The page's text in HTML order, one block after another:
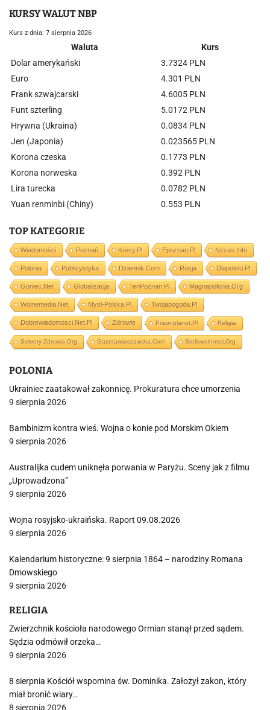
KURSY WALUT NBP
Kurs z dnia: 7 sierpnia 2026
Waluta
Kurs
Dolar amerykański
3.7324 PLN
Euro
4.301 PLN
Frank szwajcarski
4.6005 PLN
Funt szterling
5.0172 PLN
Hrywna (Ukraina)
0.0834 PLN
Jen (Japonia)
0.023565 PLN
Korona czeska
0.1773 PLN
Korona norweska
0.392 PLN
Lira turecka
0.0782 PLN
Yuan renminbi (Chiny)
0.553 PLN
TOP KATEGORIE
Wiadomości Poznań Kresy.pl Epoznan.pl Nczas.info
Polonia Publicystyka Dziennik.com Rosja Dlapolski.pl
Goniec.net Globalizacja TenPoznan.pl Magnapolonia.org
Wolnemedia.net Mysl-Polska.pl Twojapogoda.pl
Dobrewiadomosci.net.pl Zdrowie Prisonplanet.pl Religia
Sekrety-Zdrowia.org Gazetawarszawska.com Stolikwolnosci.org
POLONIA
Ukrainiec zaatakował zakonnicę. Prokuratura chce umorzenia
9 sierpnia 2026
Bambinizm kontra wieś. Wojna o konie pod Morskim Okiem
9 sierpnia 2026
Australijka cudem uniknęła porwania w Paryżu. Sceny jak z filmu
„Uprowadzona”
9 sierpnia 2026
Wojna rosyjsko-ukraińska. Raport 09.08.2026
9 sierpnia 2026
Kalendarium historyczne: 9 sierpnia 1864 – narodziny Romana
Dmowskiego
9 sierpnia 2026
RELIGIA
Zwierzchnik kościoła narodowego Ormian stanął przed sądem.
Sędzia odmówił orzeka…
9 sierpnia 2026
8 sierpnia Kościół wspomina św. Dominika. Założył zakon, który
miał bronić wiary…
8 sierpnia 2026